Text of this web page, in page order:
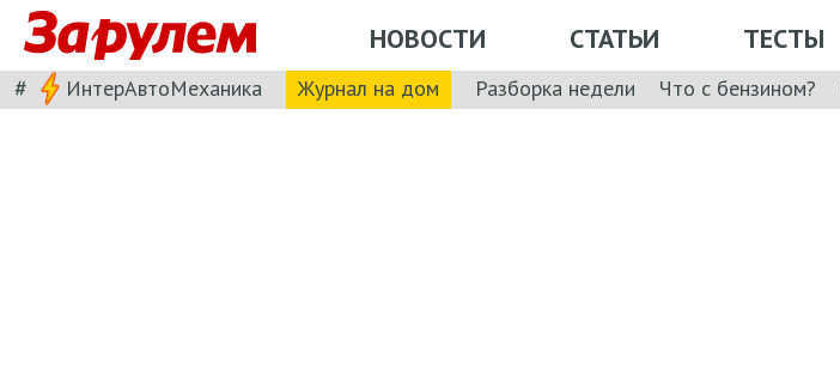
НОВОСТИ СТАТЬИ ТЕСТЫ
# ИнтерАвтоМеханика Журнал на дом Разборка недели Что с бензином?